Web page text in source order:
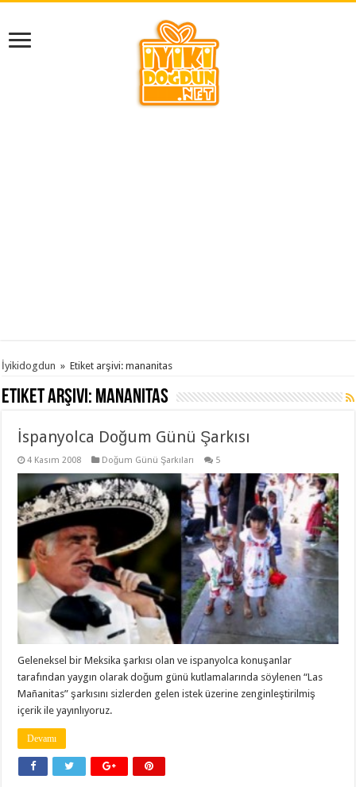
İyikidogdun » Etiket arşivi: mananitas
Etiket arşivi: mananitas
İspanyolca Doğum Günü Şarkısı
4 Kasım 2008 Doğum Günü Şarkıları 5
Geleneksel bir Meksika şarkısı olan ve ispanyolca konuşanlar
tarafından yaygın olarak doğum günü kutlamalarında söylenen “Las
Mañanitas” şarkısını sizlerden gelen istek üzerine zenginleştirilmiş
içerik ile yayınlıyoruz.
Devamı